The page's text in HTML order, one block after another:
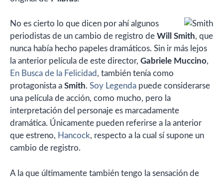
No es cierto lo que dicen por ahí algunos
periodistas de un cambio de registro de Will Smith, que
nunca había hecho papeles dramáticos. Sin ir más lejos
la anterior película de este director, Gabriele Muccino,
En Busca de la Felicidad , también tenía como
protagonista a Smith. Soy Legenda puede considerarse
una película de acción, como mucho, pero la
interpretación del personaje es marcadamente
dramática. Únicamente pueden referirse a la anterior
que estreno, Hancock, respecto a la cual sí supone un
cambio de registro.
A la que últimamente también tengo la sensación de